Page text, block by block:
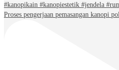
Proses pengerjaan pemasangan kanopi